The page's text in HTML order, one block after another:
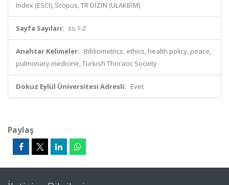
Index (ESCI), Scopus, TR DİZİN (ULAKBİM)
Sayfa Sayıları: ss.1-2
Anahtar Kelimeler: Bibliometrics, ethics, health policy, peace,
pulmonary medicine, Turkish Thoracic Society
Dokuz Eylül Üniversitesi Adresli: Evet
Paylaş